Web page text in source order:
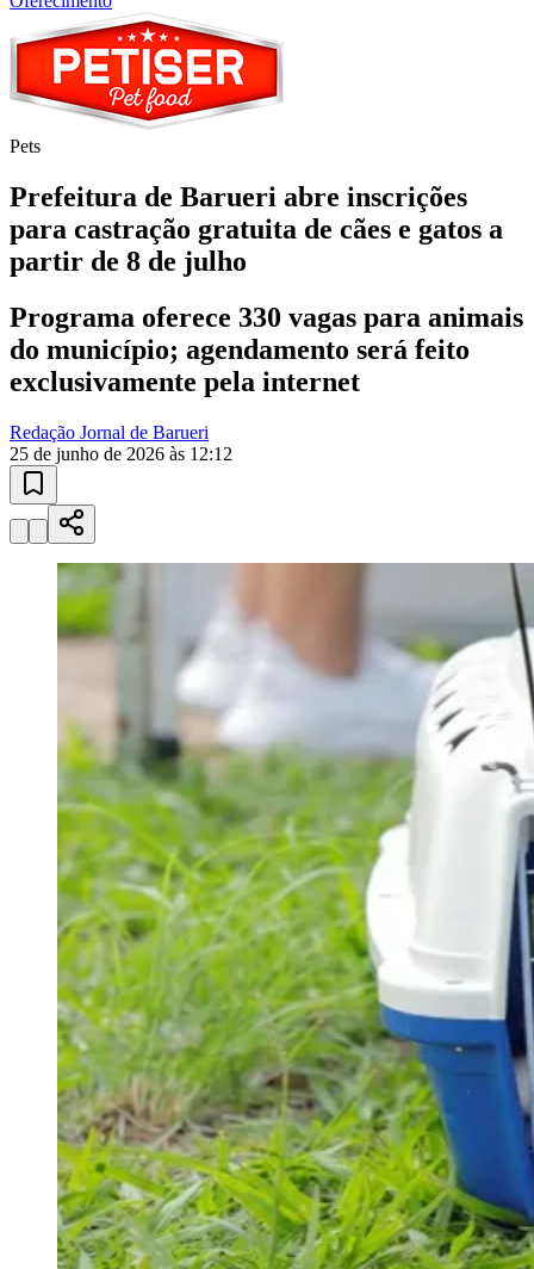
Ceará
Pets
Prefeitura de Barueri abre inscrições
partir de 8 de julho
Programa oferece 330 vagas para animais
exclusivamente pela internet
Redação Jornal de Barueri
25 de junho de 2026 às 12:12